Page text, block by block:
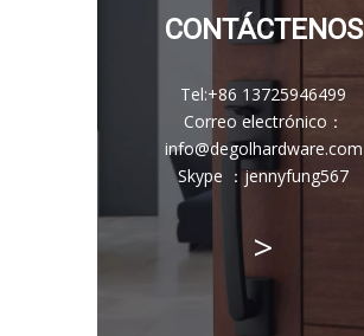
CONTÁCTENOS
Tel:+86 13725946499
Correo electrónico ：
info@degolhardware.com
Skype ：jennyfung567
>